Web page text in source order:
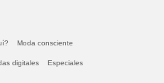
Moda consciente
digitales Especiales